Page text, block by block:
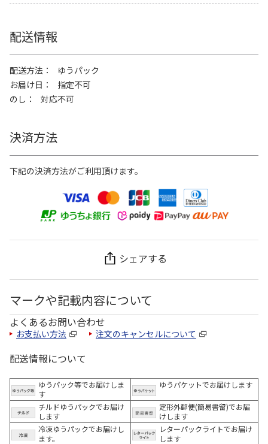
配送情報
配送方法
ゆうパック
お届け日
指定不可
のし
対応不可
決済方法
下記の決済方法がご利用頂けます。
シェアする
マークや記載内容について
よくあるお問い合わせ
お支払い方法 注文のキャンセルについて
配送情報について
ゆうパック等でお届けしま
す
ゆうパケットでお届けします
チルドゆうパックでお届け
します
定形外郵便(簡易書留)でお届
けします
冷凍ゆうパックでお届けし
ます。
レターパックライトでお届け
します